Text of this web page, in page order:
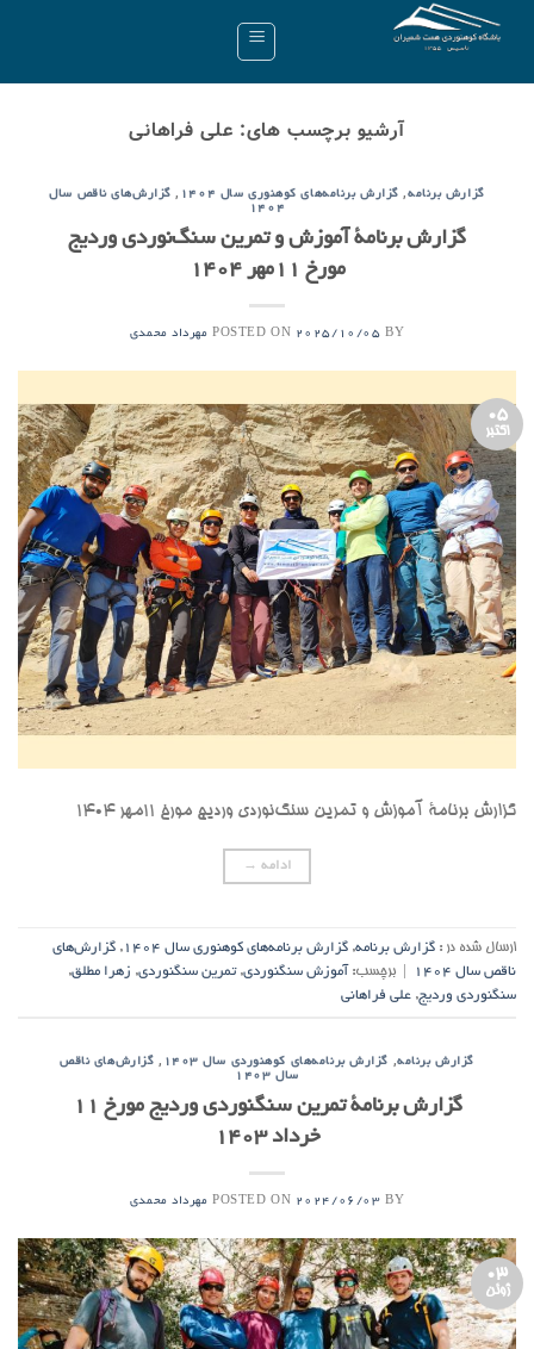
آرشیو برچسب های: علی فراهانی
گزارش برنامه, گزارش برنامه‌های کوهنوری سال ۱۴۰۴ , گزارش‌های ناقص سال
۱۴۰۴
گزارش برنامۀ آموزش و تمرین سنگ‌نوردی وردیج
مورخ ۱۱مهر ۱۴۰۴
POSTED ON 2025/10/05 BY مهرداد محمدی
05
اکتبر
گزارش برنامۀ آموزش و تمرین سنگ‌نوردی وردیج مورخ ۱۱مهر ۱۴۰۴
ادامه →
ارسال شده در : گزارش برنامه, گزارش برنامه‌های کوهنوری سال ۱۴۰۴ , گزارش‌های
ناقص سال ۱۴۰۴
برچسب: آموزش سنگنوردی,تمرین سنگنوردی, زهرا مطلق,
سنگنوردی وردیج, علی فراهانی
گزارش برنامه, گزارش برنامه‌های کوهنوردی سال ۱۴۰۳ , گزارش‌های ناقص
سال ۱۴۰۳
گزارش برنامۀ تمرین سنگنوردی وردیج مورخ ۱۱
خرداد ۱۴۰۳
POSTED ON 2024/06/03 BY مهرداد محمدی
03
ژوئن